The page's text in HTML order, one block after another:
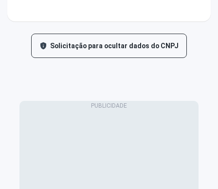
Solicitação para ocultar dados do CNPJ